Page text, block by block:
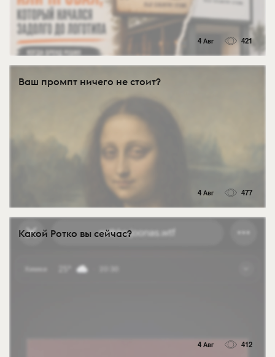
4 Авг 421
Ваш промпт ничего не стоит?
4 Авг 477
Какой Ротко вы сейчас?
4 Авг 412